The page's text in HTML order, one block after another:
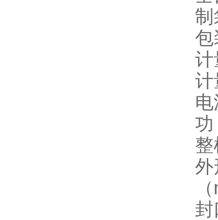
制
包
计
计
外